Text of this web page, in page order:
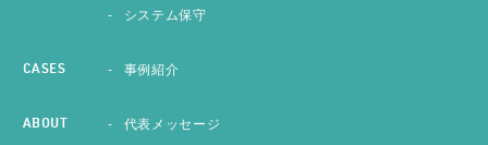
システム保守
CASES 事例紹介
ABOUT
代表メッセージ